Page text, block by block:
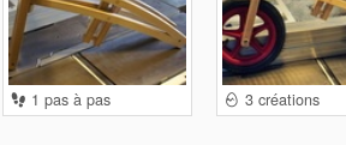
1 pas à pas 3 créations